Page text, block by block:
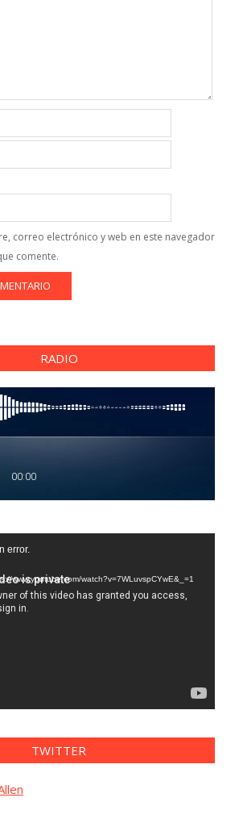
correo electrónico y web en este navegador
comente.
RADIO
error.
www.youtube.com/watch?v=7WLuvspCYwE&_=1
TWITTER